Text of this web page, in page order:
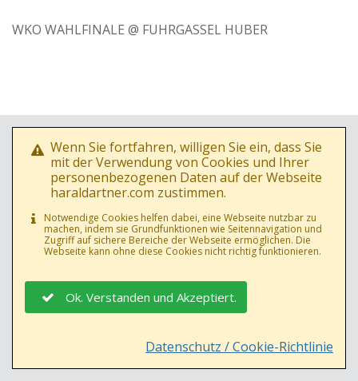
WKO WAHLFINALE @ FUHRGASSEL HUBER
Wenn Sie fortfahren, willigen Sie ein, dass Sie
mit der Verwendung von Cookies und Ihrer
personenbezogenen Daten auf der Webseite
haraldartner.com zustimmen.
Notwendige Cookies helfen dabei, eine Webseite nutzbar zu
machen, indem sie Grundfunktionen wie Seitennavigation und
Zugriff auf sichere Bereiche der Webseite ermöglichen. Die
Webseite kann ohne diese Cookies nicht richtig funktionieren.
Ok. Verstanden und Akzeptiert.
Datenschutz / Cookie-Richtlinie